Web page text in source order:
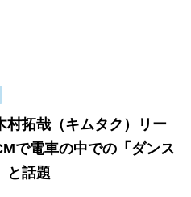
村拓哉（キムタク）リー
で電車の中での「ダンス
と話題